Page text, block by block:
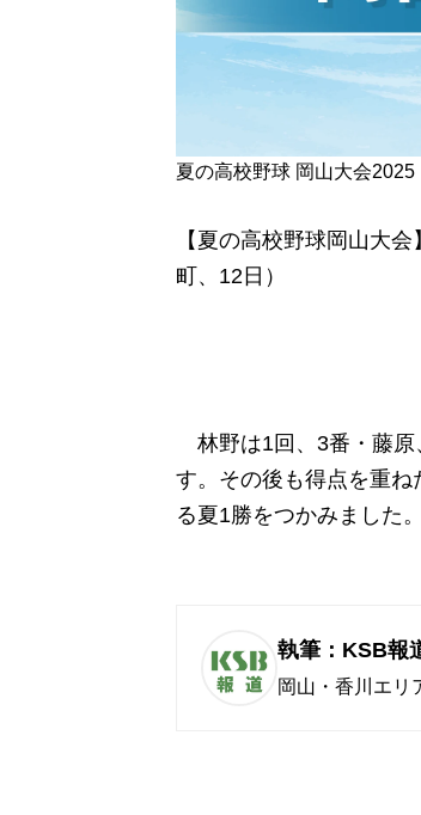
夏の高校野球 岡山大会2025
【夏の高校野球岡山大
町、12日）
林野は1回、3番・藤原
す。その後も得点を重
る夏1勝をつかみました。
執筆：KSB報
岡山・香川エリ